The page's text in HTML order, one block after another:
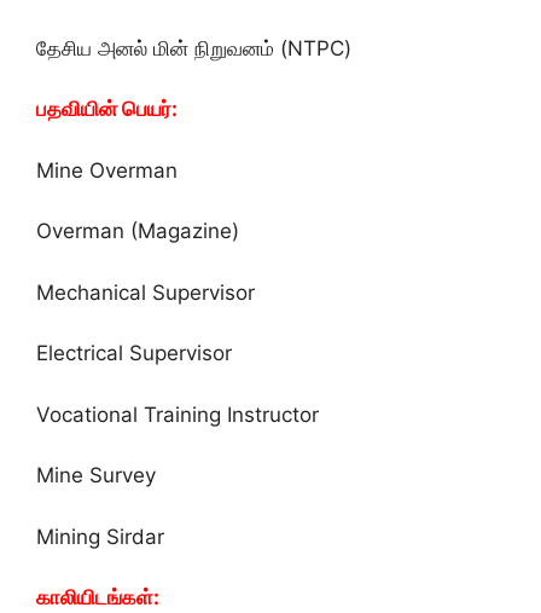
தேசிய அனல் மின் நிறுவனம் (NTPC)
பதவியின் பெயர்:
Mine Overman
Overman (Magazine)
Mechanical Supervisor
Electrical Supervisor
Vocational Training Instructor
Mine Survey
Mining Sirdar
காலியிடங்கள்: